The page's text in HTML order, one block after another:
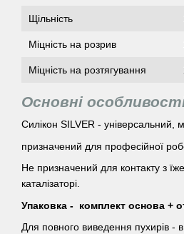
Щільність
Міцність на розрив
Міцність на розтягування
Основні
Силікон SILVER - універсальний,
призначений для професійної
Не призначений для контакту з
каталізаторі.
Упаковка - комплект основа +
Для повного виведення пухирів -